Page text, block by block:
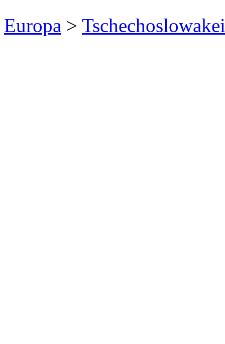
Europa > Tschechoslowakei